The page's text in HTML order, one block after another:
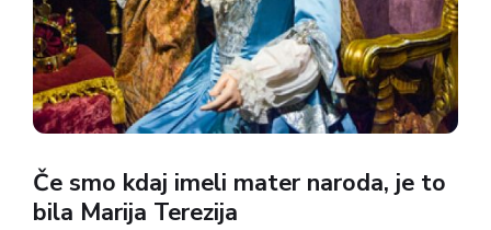
Če smo kdaj imeli mater naroda, je to
bila Marija Terezija